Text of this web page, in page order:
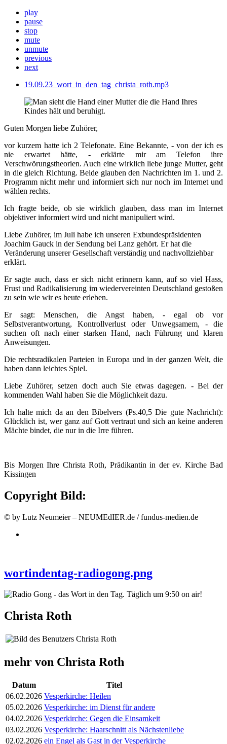
play
pause
stop
mute
unmute
previous
next
19.09.23_wort_in_den_tag_christa_roth.mp3
Guten Morgen liebe Zuhörer,
vor kurzem hatte ich 2 Telefonate. Eine Bekannte, - von der ich es
nie erwartet hätte, - erklärte mir am Telefon ihre
Verschwörungstheorien. Auch eine wirklich liebe junge Mutter, geht
in die gleich Richtung. Beide glauben den Nachrichten im 1. und 2.
Programm nicht mehr und informiert sich nur noch im Internet und
wählen rechts.
Ich fragte beide, ob sie wirklich glauben, dass man im Internet
objektiver informiert wird und nicht manipuliert wird.
Liebe Zuhörer, im Juli habe ich unseren Exbundespräsidenten
Joachim Gauck in der Sendung bei Lanz gehört. Er hat die
Veränderung unserer Gesellschaft verständig und nachvollziehbar
erklärt.
Er sagte auch, dass er sich nicht erinnern kann, auf so viel Hass,
Frust und Radikalisierung im wiedervereinten Deutschland gestoßen
zu sein wie wir es heute erleben.
Er sagt: Menschen, die Angst haben, - egal ob vor
Selbstverantwortung, Kontrollverlust oder Unwegsamem, - die
suchen oft nach einer starken Hand, nach Führung und klaren
Anweisungen.
Die rechtsradikalen Parteien in Europa und in der ganzen Welt, die
haben dann leichtes Spiel.
Liebe Zuhörer, setzen doch auch Sie etwas dagegen. - Bei der
kommenden Wahl haben Sie die Möglichkeit dazu.
Ich halte mich da an den Bibelvers (Ps.40,5 Die gute Nachricht):
Glücklich ist, wer ganz auf Gott vertraut und sich an keine anderen
Mächte bindet, die nur in die Irre führen.
Bis Morgen Ihre Christa Roth, Prädikantin in der ev. Kirche Bad
Kissingen
Copyright Bild:
© by Lutz Neumeier – NEUMEdIER.de / fundus-medien.de
wortindentag-radiogong.png
Christa Roth
mehr von Christa Roth
Datum
Titel
06.02.2026 Vesperkirche: Heilen
05.02.2026 Vesperkirche: im Dienst für andere
04.02.2026 Vesperkirche: Gegen die Einsamkeit
03.02.2026 Vesperkirche: Haarschnitt als Nächstenliebe
02.02.2026 ein Engel als Gast in der Vesperkirche